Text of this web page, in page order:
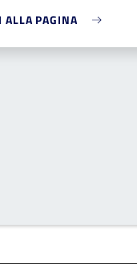
ALLA PAGINA